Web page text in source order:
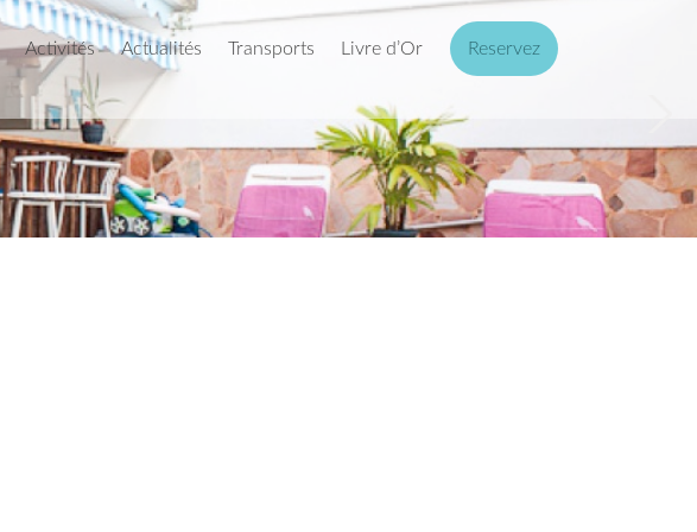
Activités Actualités Transports Livre d’Or Reservez
Next